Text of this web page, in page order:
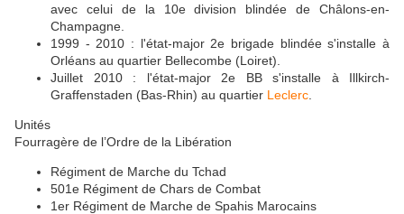
avec celui de la 10e division blindée de Châlons-en-
Champagne.
1999 - 2010 : l'état-major 2e brigade blindée s'installe à
Orléans au quartier Bellecombe (Loiret).
Juillet 2010 : l'état-major 2e BB s'installe à Illkirch-
Graffenstaden (Bas-Rhin) au quartier Leclerc
Unités
Fourragère de l’Ordre de la Libération
Régiment de Marche du Tchad
501e Régiment de Chars de Combat
1er Régiment de Marche de Spahis Marocains